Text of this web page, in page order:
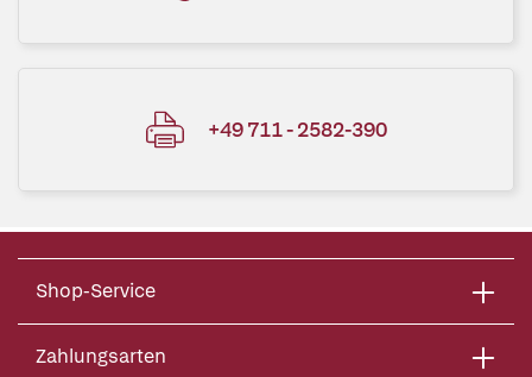
+49 711 - 2582-390
Shop-Service
Zahlungsarten